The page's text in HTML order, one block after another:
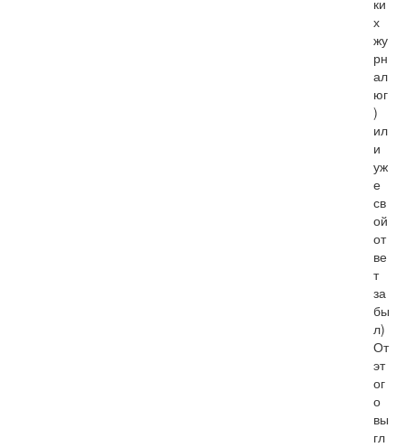
х
жу
рн
ал
юг
)
ил
и
уж
е
св
ой
от
ве
т
за
бы
л)
От
эт
ог
о
вы
гл